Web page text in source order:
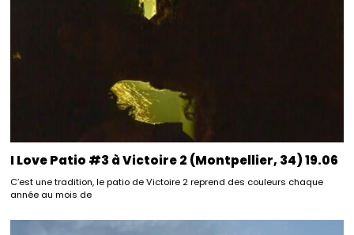
I Love Patio #3 à Victoire 2 (Montpellier, 34) 19.06
C’est une tradition, le patio de Victoire 2 reprend des couleurs chaque
année au mois de